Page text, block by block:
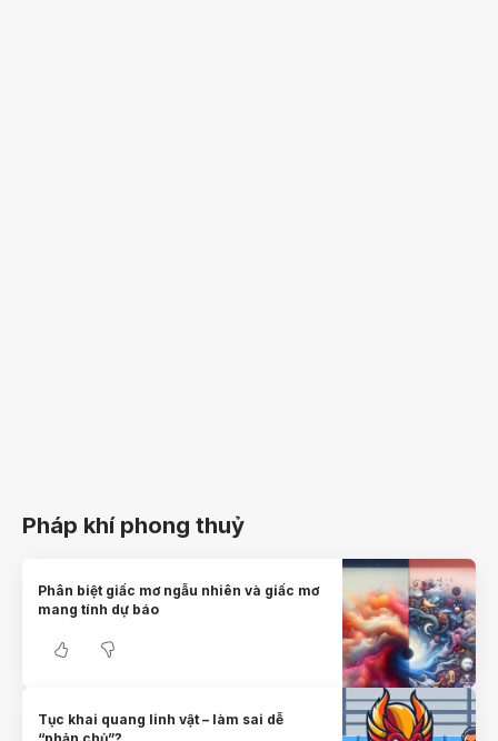
Pháp khí phong thuỷ
Phân biệt giấc mơ ngẫu nhiên và giấc mơ
mang tính dự báo
Tục khai quang linh vật – làm sai dễ